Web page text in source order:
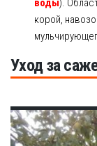
воды).
корой,
Уход за